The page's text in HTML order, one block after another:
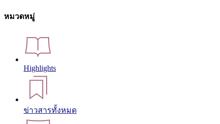
หมวดหมู่
Highlights
ข่าวสารทั้งหมด